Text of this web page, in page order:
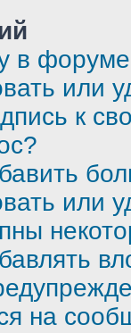
в
или
к
или
на